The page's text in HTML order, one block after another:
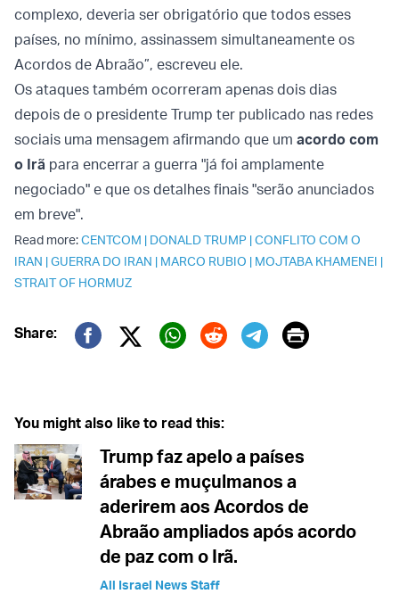
complexo, deveria ser obrigatório que todos esses
países, no mínimo, assinassem simultaneamente os
Acordos de Abraão”, escreveu ele.
Os ataques também ocorreram apenas dois dias
depois de o presidente Trump ter publicado nas redes
sociais uma mensagem afirmando que um acordo com
o Irã para encerrar a guerra "já foi amplamente
negociado" e que os detalhes finais "serão anunciados
em breve".
Read more:CENTCOM | DONALD TRUMP |CONFLITO COM O
IRAN |GUERRA DO IRAN | MARCO RUBIO | MOJTABA KHAMENEI |
STRAIT OF HORMUZ
Share:
Twitter (X)
Print
You might also like to read this:
Trump faz apelo a países
árabes e muçulmanos a
aderirem aos Acordos de
Abraão ampliados após acordo
de paz com o Irã.
All Israel News Staff